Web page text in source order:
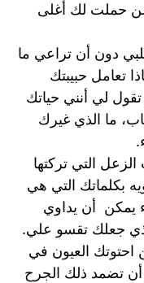
حملت لك أغلى
دون أن تراعي ما
تعامل حبيبتك
لي أنني حياتك
ما الذي غيرك
التي تركتها
بكلماتك التي هي
يمكن أن يداوي
جعلك تقسو علي.
احتوتك العيون في
تضمد ذلك الجرح